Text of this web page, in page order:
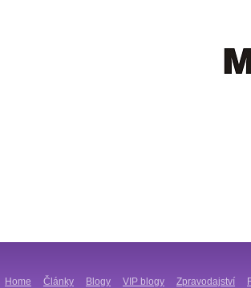
Home Články Blogy VIP blogy Zpravodajství